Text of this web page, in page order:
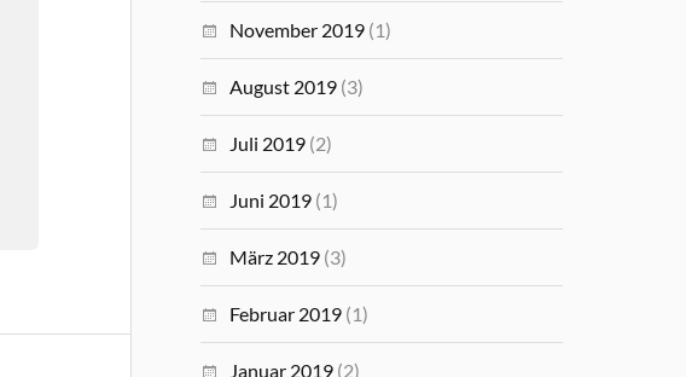
November 2019 (1)
August 2019 (3)
Juli 2019 (2)
Juni 2019 (1)
März 2019 (3)
Februar 2019 (1)
Januar 2019 (2)